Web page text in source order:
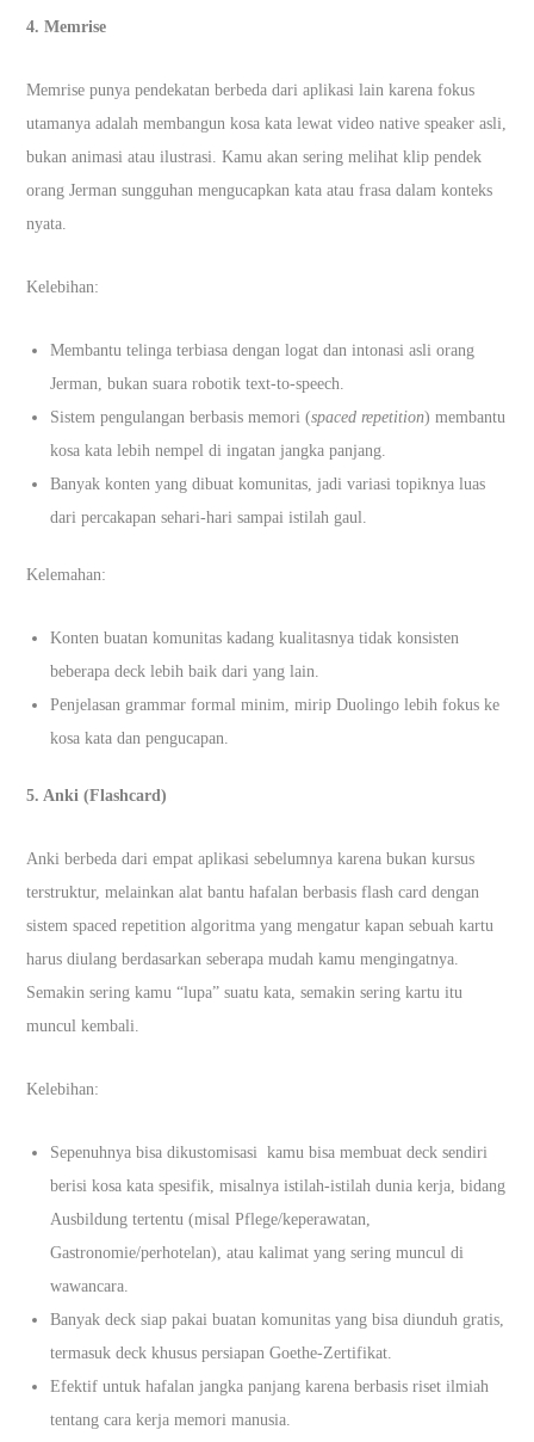
4. Memrise
Memrise punya pendekatan berbeda dari aplikasi lain karena fokus
utamanya adalah membangun kosa kata lewat video native speaker asli,
bukan animasi atau ilustrasi. Kamu akan sering melihat klip pendek
orang Jerman sungguhan mengucapkan kata atau frasa dalam konteks
nyata.
Kelebihan:
Membantu telinga terbiasa dengan logat dan intonasi asli orang
Jerman, bukan suara robotik text-to-speech.
Sistem pengulangan berbasis memori (spaced repetition) membantu
kosa kata lebih nempel di ingatan jangka panjang.
Banyak konten yang dibuat komunitas, jadi variasi topiknya luas
dari percakapan sehari-hari sampai istilah gaul.
Kelemahan:
Konten buatan komunitas kadang kualitasnya tidak konsisten
beberapa deck lebih baik dari yang lain.
Penjelasan grammar formal minim, mirip Duolingo lebih fokus ke
kosa kata dan pengucapan.
5. Anki (Flashcard)
Anki berbeda dari empat aplikasi sebelumnya karena bukan kursus
terstruktur, melainkan alat bantu hafalan berbasis flash card dengan
sistem spaced repetition algoritma yang mengatur kapan sebuah kartu
harus diulang berdasarkan seberapa mudah kamu mengingatnya.
Semakin sering kamu “lupa” suatu kata, semakin sering kartu itu
muncul kembali.
Kelebihan:
Sepenuhnya bisa dikustomisasi kamu bisa membuat deck sendiri
berisi kosa kata spesifik, misalnya istilah-istilah dunia kerja, bidang
Ausbildung tertentu (misal Pflege/keperawatan,
Gastronomie/perhotelan), atau kalimat yang sering muncul di
wawancara.
Banyak deck siap pakai buatan komunitas yang bisa diunduh gratis,
termasuk deck khusus persiapan Goethe-Zertifikat.
Efektif untuk hafalan jangka panjang karena berbasis riset ilmiah
tentang cara kerja memori manusia.